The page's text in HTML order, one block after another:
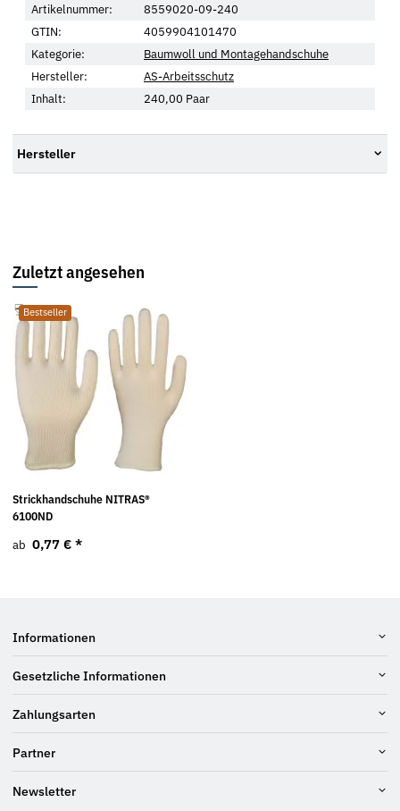
Artikelnummer:
8559020-09-240
GTIN:
4059904101470
Kategorie:
Baumwoll und Montagehandschuhe
Hersteller:
AS-Arbeitsschutz
Inhalt:
240,00 Paar
Hersteller
Zuletzt angesehen
Bestseller
Strickhandschuhe NITRAS®
6100ND
ab 0,77 € *
Informationen
Gesetzliche Informationen
Zahlungsarten
Partner
Newsletter